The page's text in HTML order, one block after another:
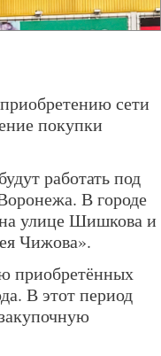
сети
покупки
работать под
В городе
улице Шишкова и
Чижова».
приобретённых
В этот период